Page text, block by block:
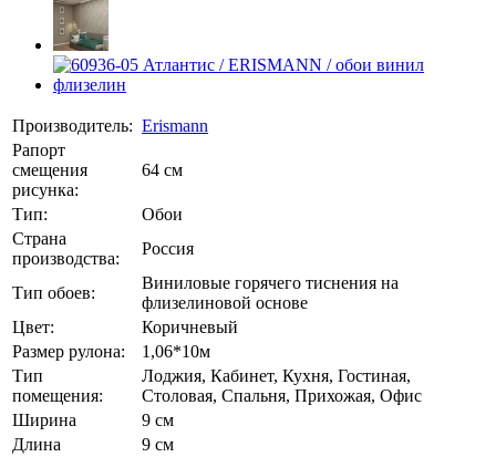
Производитель: Erismann
Рапорт
смещения
рисунка:
64 см
Тип:
Обои
Страна
производства:
Россия
Тип обоев:
Виниловые горячего тиснения на
флизелиновой основе
Цвет:
Коричневый
Размер рулона:
1,06*10м
Тип
помещения:
Лоджия, Кабинет, Кухня, Гостиная,
Столовая, Спальня, Прихожая, Офис
Ширина
9 см
Длина
9 см